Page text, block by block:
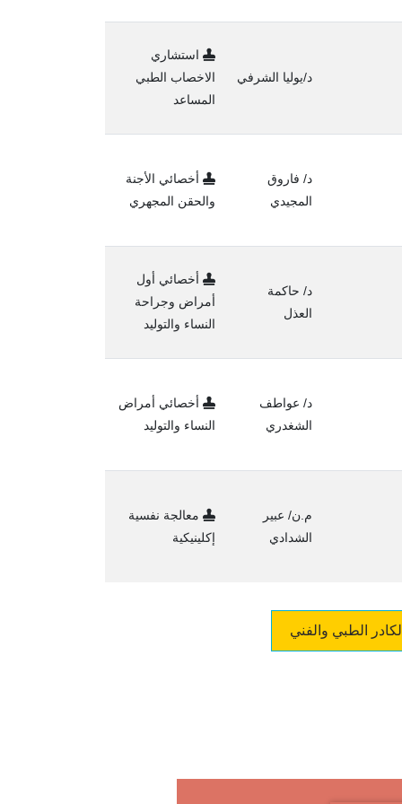
د/يوليا الشرفي
استشاري
الاخصاب الطبي
المساعد
د/ فاروق
المجيدي
أخصائي الأجنة
والحقن المجهري
د/ حاكمة
العذل
أخصائي أول
أمراض وجراحة
النساء والتوليد
د/ عواطف
الشغدري
أخصائي أمراض
النساء والتوليد
م.ن/ عبير
الشدادي
معالجة نفسية
إكلينيكية
الطبي والفني